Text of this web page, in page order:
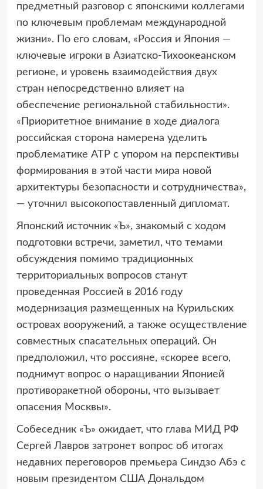
предметный разговор с японскими коллегами
по ключевым проблемам международной
жизни». По его словам, «Россия и Япония —
ключевые игроки в Азиатско-Тихоокеанском
регионе, и уровень взаимодействия двух
стран непосредственно влияет на
обеспечение региональной стабильности».
«Приоритетное внимание в ходе диалога
российская сторона намерена уделить
проблематике АТР с упором на перспективы
формирования в этой части мира новой
архитектуры безопасности и сотрудничества»,
— уточнил высокопоставленный дипломат.
Японский источник «Ъ», знакомый с ходом
подготовки встречи, заметил, что темами
обсуждения помимо традиционных
территориальных вопросов станут
проведенная Россией в 2016 году
модернизация размещенных на Курильских
островах вооружений, а также осуществление
совместных спасательных операций. Он
предположил, что россияне, «скорее всего,
поднимут вопрос о наращивании Японией
противоракетной обороны, что вызывает
опасения Москвы».
Собеседник «Ъ» ожидает, что глава МИД РФ
Сергей Лавров затронет вопрос об итогах
недавних переговоров премьера Синдзо Абэ с
новым президентом США Дональдом